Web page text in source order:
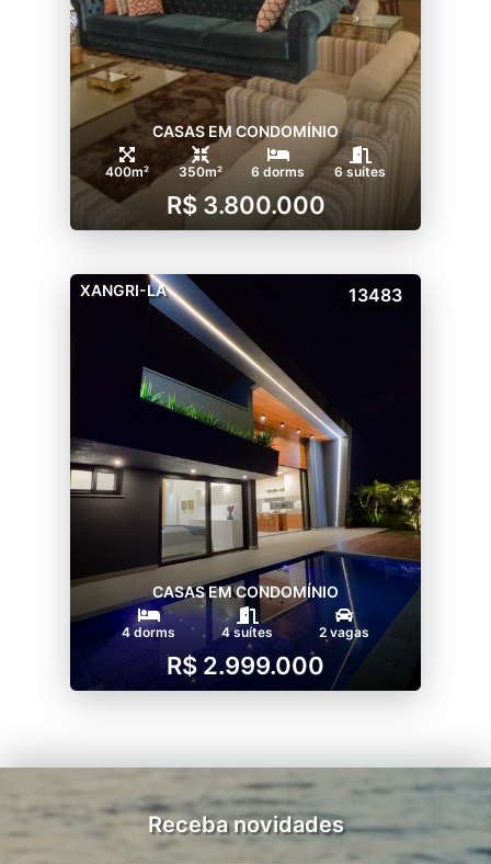
-Praças das vilas com playground
-Praça los caminos
-Playground
-Caminho das águas
-House village
-Trapiche nautimodelismo
CASAS EM CONDOMÍNIO
400m² 350m² 6 dorms 6 suítes
R$ 3.800.000
XANGRI-LA 13483
CASAS EM CONDOMÍNIO
4 dorms 4 suítes 2 vagas
R$ 2.999.000
Receba novidades